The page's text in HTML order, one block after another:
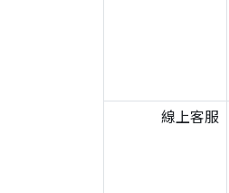
線上客服